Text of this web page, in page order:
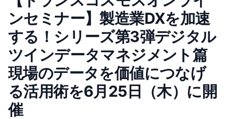
ンセミナー】製造業DXを加速
する！シリーズ第3弾デジタル
ツインデータマネジメント篇
現場のデータを価値につなげ
る活用術を6月25日（木）に開
催